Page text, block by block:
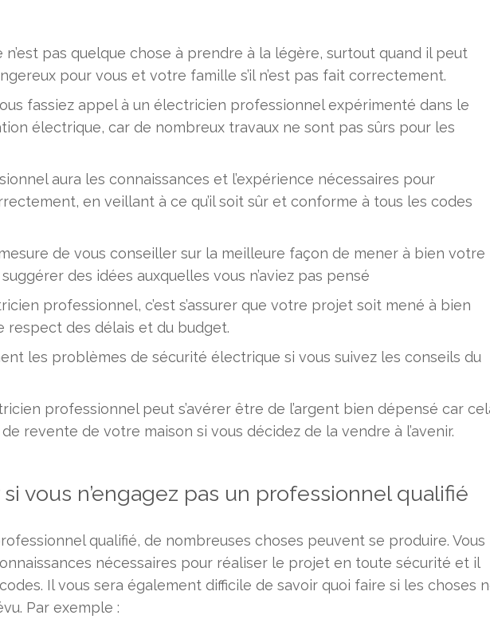
pas quelque chose à prendre à la légère, surtout quand il peut
pour vous et votre famille s’il n’est pas fait correctement.
fassiez appel à un électricien professionnel expérimenté dans le
électrique, car de nombreux travaux ne sont pas sûrs pour les
aura les connaissances et l’expérience nécessaires pour
en veillant à ce qu’il soit sûr et conforme à tous les codes
de vous conseiller sur la meilleure façon de mener à bien votre
des idées auxquelles vous n’aviez pas pensé
professionnel, c’est s’assurer que votre projet soit mené à bien
respect des délais et du budget.
les problèmes de sécurité électrique si vous suivez les conseils du
professionnel peut s’avérer être de l’argent bien dépensé car
revente de votre maison si vous décidez de la vendre à l’avenir.
vous n’engagez pas un professionnel qualifié
qualifié, de nombreuses choses peuvent se produire. Vous
nécessaires pour réaliser le projet en toute sécurité et il
Il vous sera également difficile de savoir quoi faire si les choses
Par exemple :